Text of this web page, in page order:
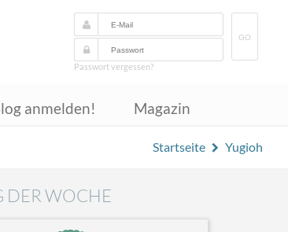
GO
Passwort vergessen?
anmelden! Magazin
Startseite Yugioh
DER WOCHE